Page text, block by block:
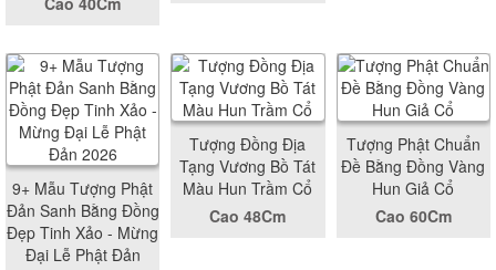
9+ Mẫu Tượng Phật
Đản Sanh Bằng Đồng
Đẹp Tinh Xảo - Mừng
Đại Lễ Phật Đản
Tượng Đồng Địa
Tạng Vương Bồ Tát
Màu Hun Trầm Cổ
Cao 48Cm
Tượng Phật Chuẩn
Đề Bằng Đồng Vàng
Hun Giả Cổ
Cao 60Cm